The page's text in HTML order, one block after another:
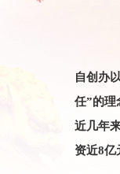
自创办
任”的理
近几年
资近8亿